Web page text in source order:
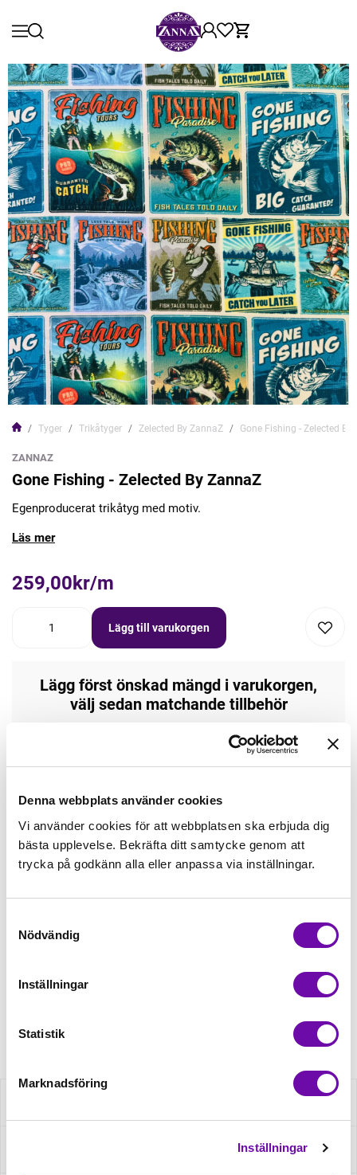
Denna webbplats använder cookies
Vi använder cookies för att webbplatsen ska erbjuda dig
bästa upplevelse. Bekräfta ditt samtycke genom att
trycka på godkänn alla eller anpassa via inställningar.
Nödvändig
Inställningar
Statistik
Marknadsföring
Inställningar
Tyger Trikåtyger Zelected By ZannaZ Gone Fishing - Zelected By
ZANNAZ
Gone Fishing - Zelected By ZannaZ
Egenproducerat trikåtyg med motiv.
Läs mer
259,00kr/m
Lägg till varukorgen
Lägg först önskad mängd i varukorgen,
välj sedan matchande tillbehör
Tråd matchande +45,00kr
Mudd matchande +39,50kr
Enfärgat matchande +49,00kr
Minsta beställning: 0.5 m